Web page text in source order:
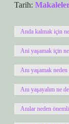
Tarih:
Anda kalmak için
Ani yaşamak için
Anı yaşamak
Anı yaşayalım ne
Anılar neden